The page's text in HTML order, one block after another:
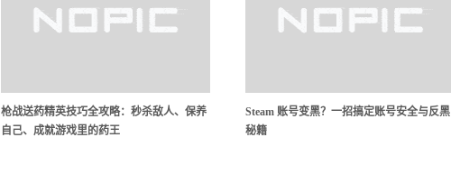
枪战送药精英技巧全攻略：秒杀敌人、保养
自己、成就游戏里的药王
Steam 账号变黑？一招搞定账号安全与反黑
秘籍